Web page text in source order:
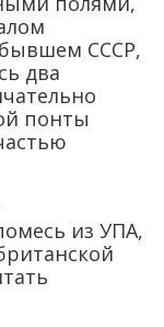
СССР,
два
понты
из УПА,